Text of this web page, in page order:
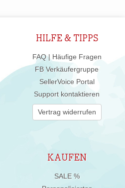
HILFE & TIPPS
FAQ | Häufige Fragen
FB Verkäufergruppe
SellerVoice Portal
Support kontaktieren
Vertrag widerrufen
KAUFEN
SALE %